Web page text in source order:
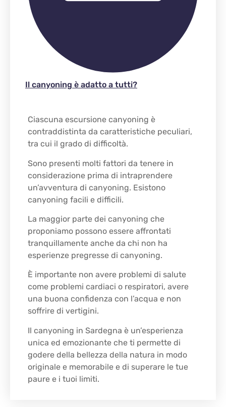
Il canyoning è adatto a tutti?
Ciascuna escursione canyoning è
contraddistinta da caratteristiche peculiari,
tra cui il grado di difficoltà.
Sono presenti molti fattori da tenere in
considerazione prima di intraprendere
un’avventura di canyoning. Esistono
canyoning facili e difficili.
La maggior parte dei canyoning che
proponiamo possono essere affrontati
tranquillamente anche da chi non ha
esperienze pregresse di canyoning.
È importante non avere problemi di salute
come problemi cardiaci o respiratori, avere
una buona confidenza con l’acqua e non
soffrire di vertigini.
Il canyoning in Sardegna è un’esperienza
unica ed emozionante che ti permette di
godere della bellezza della natura in modo
originale e memorabile e di superare le tue
paure e i tuoi limiti.